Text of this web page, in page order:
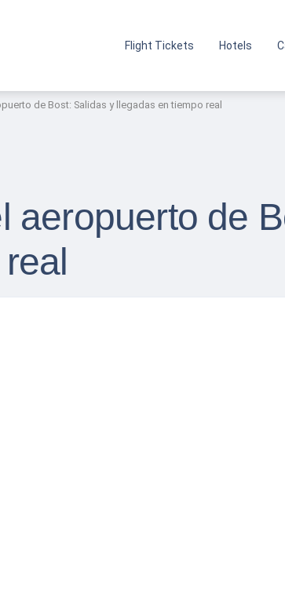
Flight Tickets Hotels
de Bost: Salidas y llegadas en tiempo real
aeropuerto de